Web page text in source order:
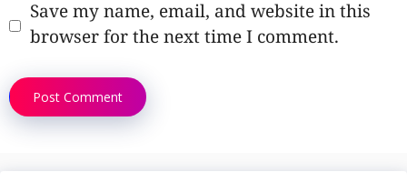
Save my name, email, and website in this
browser for the next time I comment.